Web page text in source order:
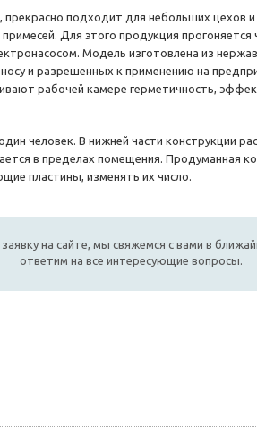
подходит для небольших цехов и
Для этого продукция прогоняется
Модель изготовлена из
и разрешенных к применению на
рабочей камере герметичность,
человек. В нижней части конструкции
в пределах помещения. Продуманная
пластины, изменять их число.
на сайте, мы свяжемся с вами в
ответим на все интересующие вопросы.